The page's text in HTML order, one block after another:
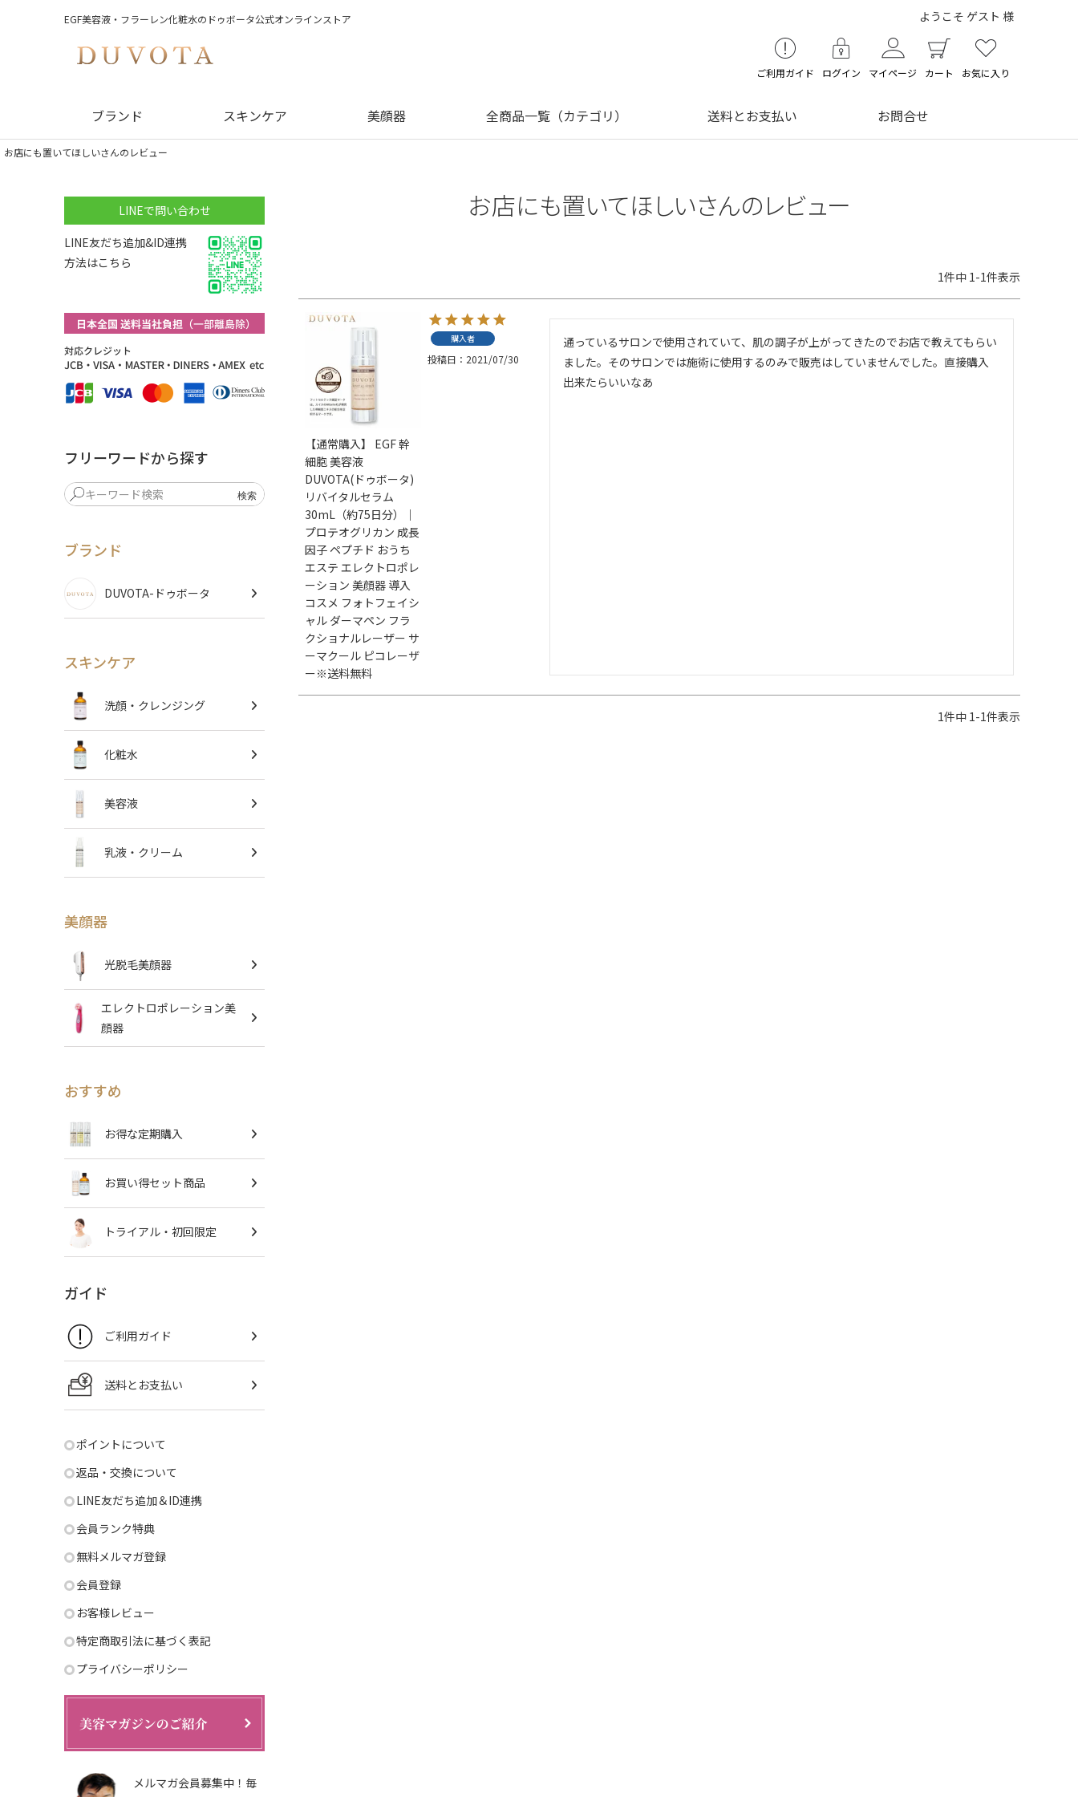
EGF美容液・フラーレン化粧水のドゥボータ公式オンラインストア ようこそ ゲスト 様
ご利用ガイド ログイン マイページ カート お気に入り
ブランド スキンケア 美顔器 全商品一覧（カテゴリ） 送料とお支払い お問合せ
お店にも置いてほしいさんのレビュー
LINEで問い合わせ
LINE友だち追加&ID連携
方法はこちら
フリーワードから探す
ブランド
DUVOTA-ドゥボータ
スキンケア
洗顔・クレンジング
化粧水
美容液
乳液・クリーム
美顔器
光脱毛美顔器
エレクトロポレーション美
顔器
おすすめ
お得な定期購入
お買い得セット商品
トライアル・初回限定
ガイド
ご利用ガイド
送料とお支払い
ポイントについて
返品・交換について
LINE友だち追加＆ID連携
会員ランク特典
無料メルマガ登録
会員登録
お客様レビュー
特定商取引法に基づく表記
プライバシーポリシー
メルマガ会員募集中！毎
お店にも置いてほしいさんのレビュー
1件中 1-1件表示
【通常購入】 EGF 幹
細胞 美容液
DUVOTA(ドゥボータ)
リバイタルセラム
30mL（約75日分）｜
プロテオグリカン 成長
因子 ペプチド おうち
エステ エレクトロポレ
ーション 美顔器 導入
コスメ フォトフェイシ
ャル ダーマペン フラ
クショナルレーザー サ
ーマクール ピコレーザ
ー※送料無料
購入者
投稿日 2021/07/30
通っているサロンで使用されていて、肌の調子が上がってきたのでお店で教えてもらい
ました。そのサロンでは施術に使用するのみで販売はしていませんでした。直接購入
出来たらいいなあ
1件中 1-1件表示